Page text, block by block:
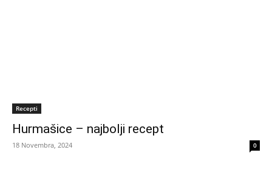
Recepti
Hurmašice – najbolji recept
18 Novembra, 2024 0